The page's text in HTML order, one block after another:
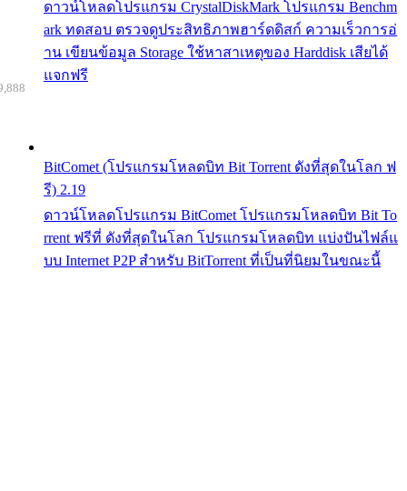
ดาวน์โหลดโปรแกรม CrystalDiskMark โปรแกรม Benchm
ark ทดสอบ ตรวจดูประสิทธิภาพฮาร์ดดิสก์ ความเร็วการอ่
าน เขียนข้อมูล Storage ใช้หาสาเหตุของ Harddisk เสียได้
แจกฟรี
BitComet (โปรแกรมโหลดบิท Bit Torrent ดังที่สุดในโลก ฟ
รี) 2.19
ดาวน์โหลดโปรแกรม BitComet โปรแกรมโหลดบิท Bit To
rrent ฟรีที่ ดังที่สุดในโลก โปรแกรมโหลดบิท แบ่งปันไฟล์แ
บบ Internet P2P สำหรับ BitTorrent ที่เป็นที่นิยมในขณะนี้